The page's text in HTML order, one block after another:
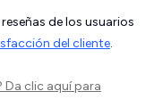
de los usuarios
del cliente.
Da clic aquípara